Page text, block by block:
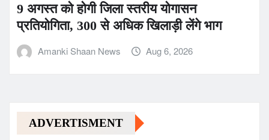
9 अगस्त को होगी जिला स्तरीय योगासन
प्रतियोगिता, 300 से अधिक खिलाड़ी लेंगे भाग
Amanki Shaan News Aug 6, 2026
ADVERTISMENT